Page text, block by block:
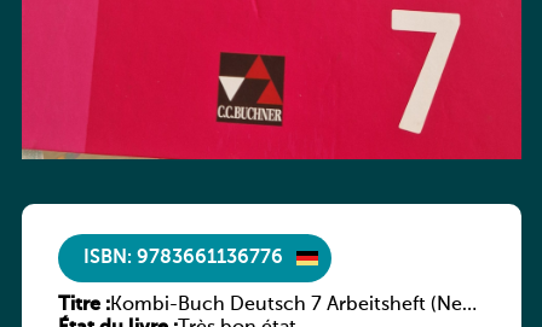
ISBN: 9783661136776
Titre :Kombi-Buch Deutsch 7 Arbeitsheft (Neue